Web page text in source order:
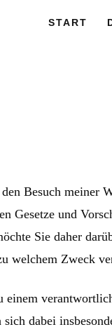
START
Besuch meiner
Gesetze und
Sie daher
welchem Zweck
einem
sich dabei